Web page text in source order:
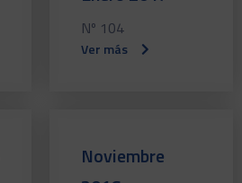
Nº 104
Ver más
Noviembre